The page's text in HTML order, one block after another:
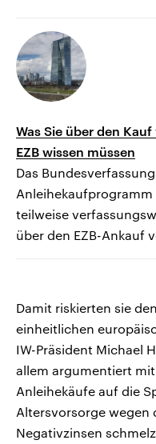
Was Sie über den
EZB wissen müssen
Das
Anleihekaufprogramm
teilweise
über den EZB-Ankauf
Damit riskierten sie
einheitlichen
IW-Präsident Michael
allem argumentiert
Anleihekäufe auf die
Altersvorsorge wegen
Negativzinsen